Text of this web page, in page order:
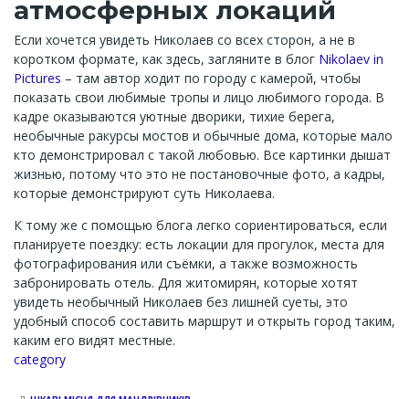
атмосферных локаций
Если хочется увидеть Николаев со всех сторон, а не в
коротком формате, как здесь, загляните в блог Nikolaev in
Pictures – там автор ходит по городу с камерой, чтобы
показать свои любимые тропы и лицо любимого города. В
кадре оказываются уютные дворики, тихие берега,
необычные ракурсы мостов и обычные дома, которые мало
кто демонстрировал с такой любовью. Все картинки дышат
жизнью, потому что это не постановочные фото, а кадры,
которые демонстрируют суть Николаева.
К тому же с помощью блога легко сориентироваться, если
планируете поездку: есть локации для прогулок, места для
фотографирования или съёмки, а также возможность
забронировать отель. Для житомирян, которые хотят
увидеть необычный Николаев без лишней суеты, это
удобный способ составить маршрут и открыть город таким,
каким его видят местные.
Channel
category